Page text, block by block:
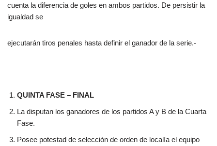
cuenta la diferencia de goles en ambos partidos. De persistir la
igualdad se
ejecutarán tiros penales hasta definir el ganador de la serie.-
QUINTA FASE – FINAL
La disputan los ganadores de los partidos A y B de la Cuarta
Fase.
Posee potestad de selección de orden de localía el equipo